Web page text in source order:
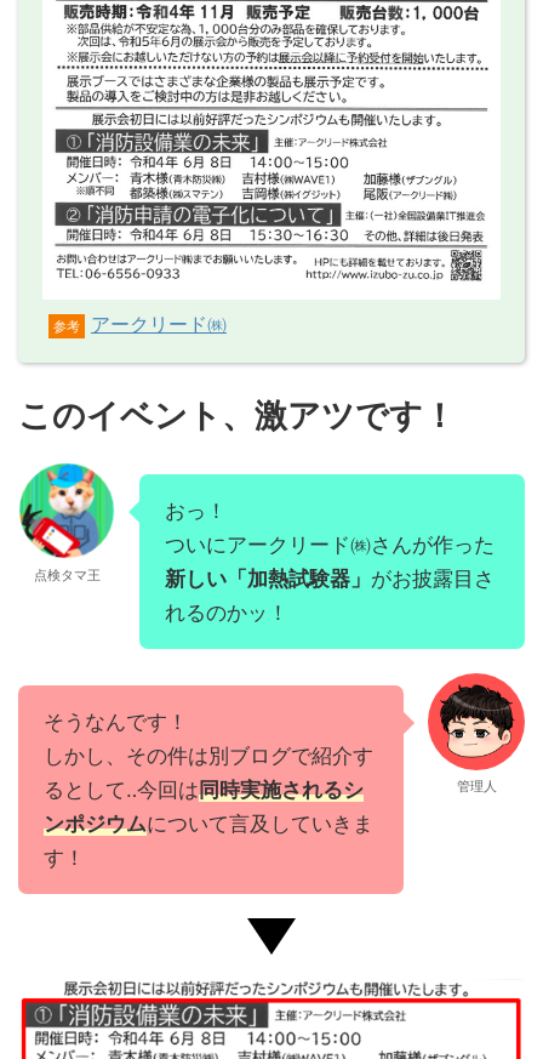
参考 アークリード㈱
このイベント、激アツです！
点検タマ王
おっ！
ついにアークリード㈱さんが作った
新しい「加熱試験器」 がお披露目さ
れるのかッ！
そうなんです！
しかし、その件は別ブログで紹介す
るとして‥今回は同時実施されるシ
ンポジウムについて言及していきま
す！
管理人